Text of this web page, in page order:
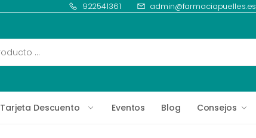
922541361 admin@farmaciapuelles.es
Tarjeta Descuento Eventos Blog Consejos